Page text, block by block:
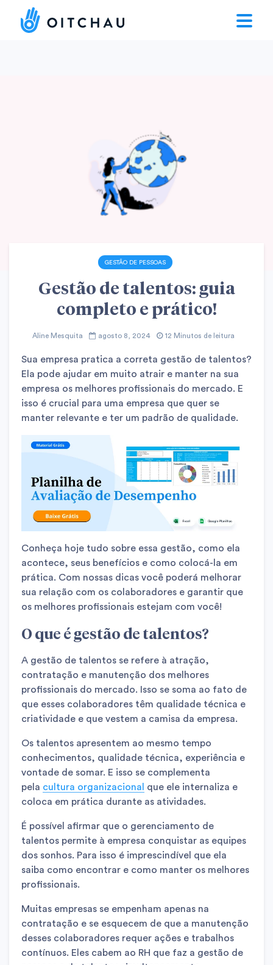
GESTÃO DE PESSOAS
Gestão de talentos: guia
completo e prático!
Aline Mesquita agosto 8, 2024 12 Minutos de leitura
Sua empresa pratica a correta gestão de talentos?
Ela pode ajudar em muito atrair e manter na sua
empresa os melhores profissionais do mercado. E
isso é crucial para uma empresa que quer se
manter relevante e ter um padrão de qualidade.
Conheça hoje tudo sobre essa gestão, como ela
acontece, seus benefícios e como colocá-la em
prática. Com nossas dicas você poderá melhorar
sua relação com os colaboradores e garantir que
os melhores profissionais estejam com você!
O que é gestão de talentos?
A gestão de talentos se refere à atração,
contratação e manutenção dos melhores
profissionais do mercado. Isso se soma ao fato de
que esses colaboradores têm qualidade técnica e
criatividade e que vestem a camisa da empresa.
Os talentos apresentem ao mesmo tempo
conhecimentos, qualidade técnica, experiência e
vontade de somar. E isso se complementa
pela cultura organizacional
que ele internaliza e
coloca em prática durante as atividades.
É possível afirmar que o gerenciamento de
talentos permite à empresa conquistar as equipes
dos sonhos. Para isso é imprescindível que ela
saiba como encontrar e como manter os melhores
profissionais.
Muitas empresas se empenham apenas na
contratação e se esquecem de que a manutenção
desses colaboradores requer ações e trabalhos
contínuos. Eles cabem ao RH que faz a gestão de